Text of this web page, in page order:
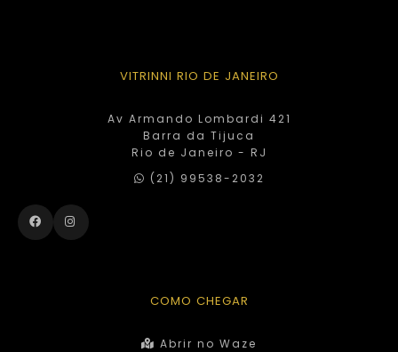
VITRINNI RIO DE JANEIRO
Av Armando Lombardi 421
Barra da Tijuca
Rio de Janeiro - RJ
(21) 99538-2032
COMO CHEGAR
Abrir no Waze